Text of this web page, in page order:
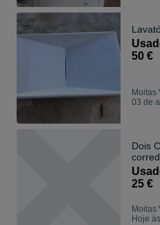
50 €
Moitas
03 de
Dois
25 €
Moitas
Hoje